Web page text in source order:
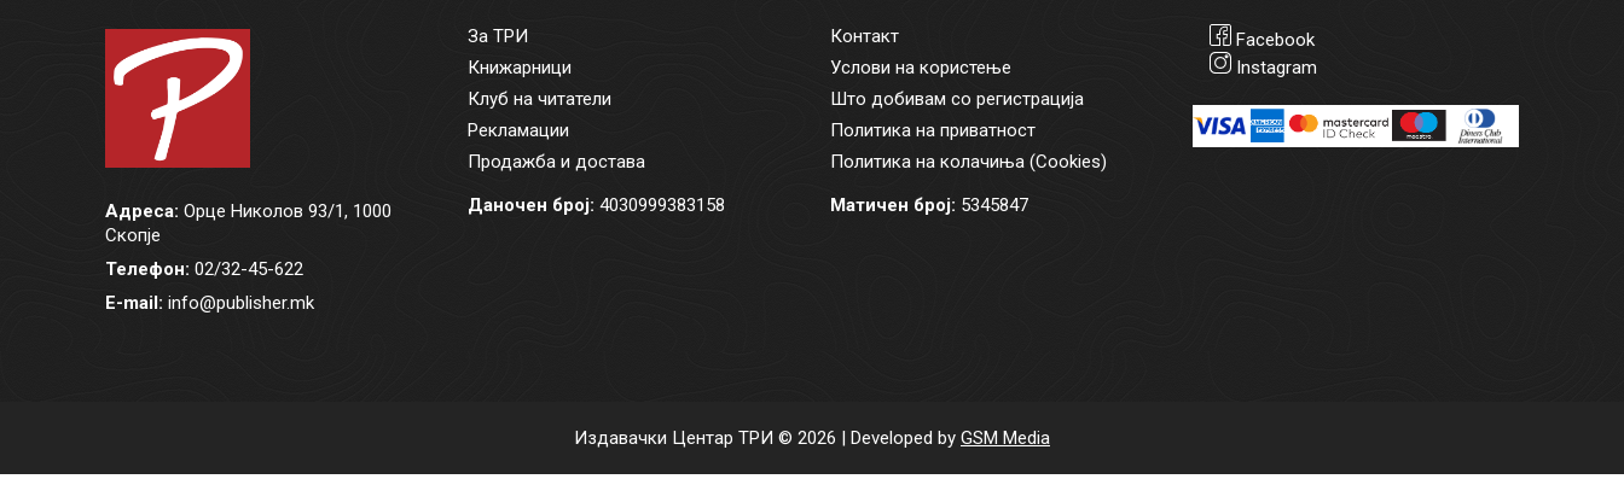
Адреса: Орце Николов 93/1, 1000
Скопје
Телефон: 02/32-45-622
E-mail: info@publisher.mk
За ТРИ
Книжарници
Клуб на читатели
Рекламации
Продажба и достава
Даночен број: 4030999383158
Контакт
Услови на користење
Што добивам со регистрација
Политика на приватност
Политика на колачиња (Cookies)
Матичен број: 5345847
Facebook
Instagram
Издавачки Центар ТРИ © 2026 | Developed by GSM Media